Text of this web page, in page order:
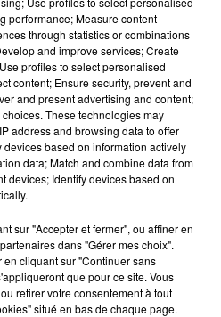
de l’eau brune sort des
à Strasbourg :
Trautmann réagit
performance; Measure content
through statistics or combinations
and improve services; Create
profiles to select personalised
content; Ensure security, prevent and
and present advertising and content;
These technologies may
address and browsing data to offer
based on information actively
data; Match and combine data from
devices; Identify devices based on
sur "Accepter et fermer", ou affiner en
dans "Gérer mes choix".
cliquant sur "Continuer sans
que pour ce site. Vous
retirer votre consentement à tout
situé en bas de chaque page.